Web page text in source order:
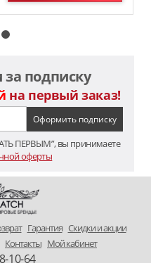
подписку
на первый заказ!
ПЕРВЫМ”, вы принимаете
оферты
Гарантия Скидки и акции
Контакты Мой кабинет
10-64